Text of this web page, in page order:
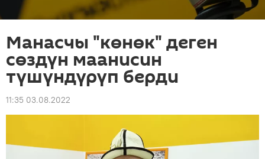
Манасчы "көнөк" деген
сөздүн маанисин
түшүндүрүп берди
11:35 03.08.2022